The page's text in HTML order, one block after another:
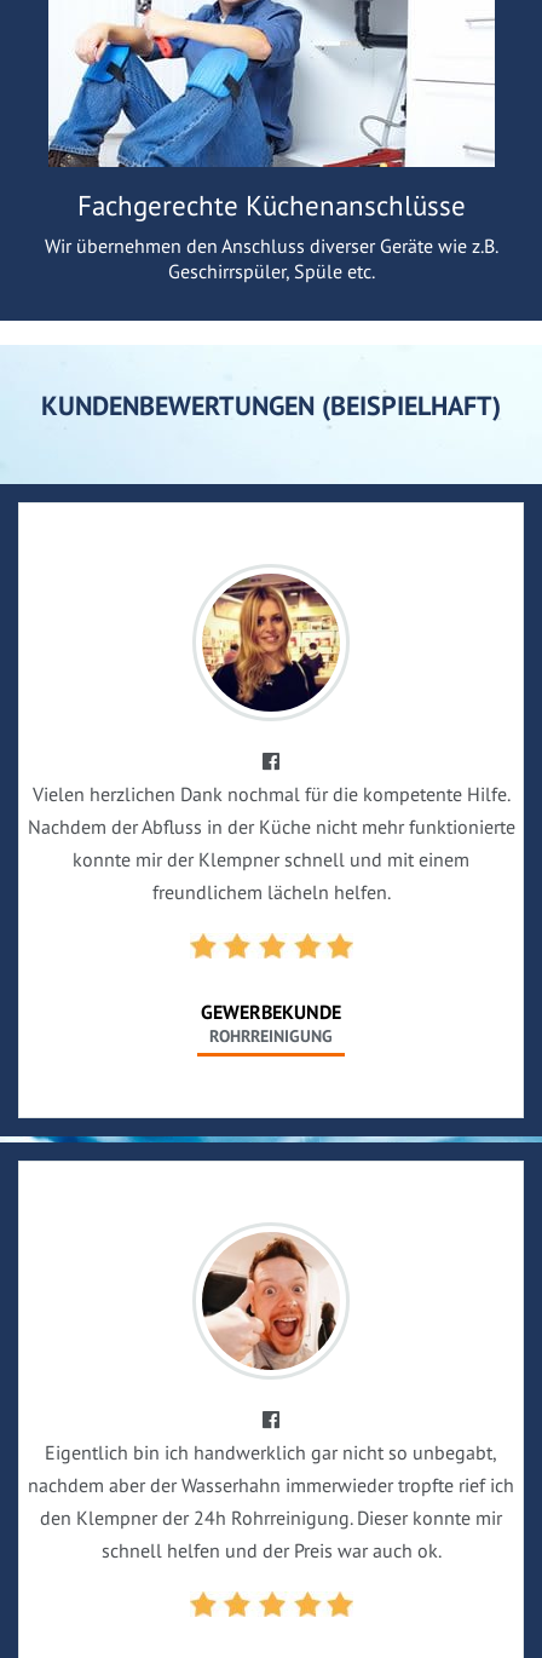
Fachgerechte Küchenanschlüsse
Wir übernehmen den Anschluss diverser Geräte wie z.B.
Geschirrspüler, Spüle etc.
KUNDENBEWERTUNGEN (BEISPIELHAFT)
Vielen herzlichen Dank nochmal für die kompetente Hilfe.
Nachdem der Abfluss in der Küche nicht mehr funktionierte
konnte mir der Klempner schnell und mit einem
freundlichem lächeln helfen.
GEWERBEKUNDE
ROHRREINIGUNG
Eigentlich bin ich handwerklich gar nicht so unbegabt,
nachdem aber der Wasserhahn immerwieder tropfte rief ich
den Klempner der 24h Rohrreinigung. Dieser konnte mir
schnell helfen und der Preis war auch ok.